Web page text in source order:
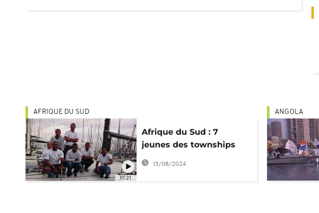
01:21
AFRIQUE DU SUD
Afrique du Sud : 7
jeunes des townships
du Cap participent à la
prochaine édition de
13/08/2024
ANGOLA